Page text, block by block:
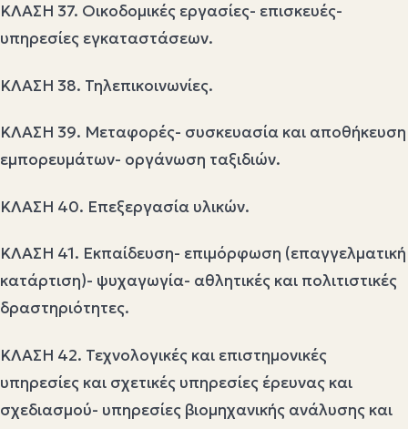
ΚΛΑΣΗ 37. Οικοδομικές εργασίες- επισκευές-
υπηρεσίες εγκαταστάσεων.
ΚΛΑΣΗ 38. Τηλεπικοινωνίες.
ΚΛΑΣΗ 39. Μεταφορές- συσκευασία και αποθήκευση
εμπορευμάτων- οργάνωση ταξιδιών.
ΚΛΑΣΗ 40. Επεξεργασία υλικών.
ΚΛΑΣΗ 41. Εκπαίδευση- επιμόρφωση (επαγγελματική
κατάρτιση)- ψυχαγωγία- αθλητικές και πολιτιστικές
δραστηριότητες.
ΚΛΑΣΗ 42. Τεχνολογικές και επιστημονικές
υπηρεσίες και σχετικές υπηρεσίες έρευνας και
σχεδιασμού- υπηρεσίες βιομηχανικής ανάλυσης και